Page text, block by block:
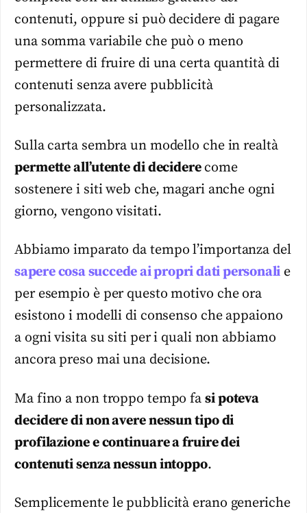
contenuti, oppure si può decidere di pagare
una somma variabile che può o meno
permettere di fruire di una certa quantità di
contenuti senza avere pubblicità
personalizzata.
Sulla carta sembra un modello che in realtà
permette all’utente di deciderecome
sostenere i siti web che, magari anche ogni
giorno, vengono visitati.
Abbiamo imparato da tempo l’importanza del
sapere cosa succede ai propri dati personali e
per esempio è per questo motivo che ora
esistono i modelli di consenso che appaiono
a ogni visita su siti per i quali non abbiamo
ancora preso mai una decisione.
Ma fino a non troppo tempo fa si poteva
decidere di non avere nessun tipo di
profilazione e continuare a fruire dei
contenuti senza nessun intoppo.
Semplicemente le pubblicità erano generiche